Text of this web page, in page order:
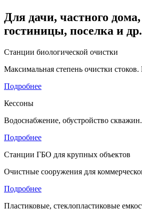
Для дачи, частного
гостиницы, поселка и
Станции биологической очистки
Максимальная степень очистки
Подробнее
Кессоны
Водоснабжение, обустройство
Подробнее
Станции ГБО для крупных объектов
Очистные сооружения для
Подробнее
Пластиковые, стеклопластиковые